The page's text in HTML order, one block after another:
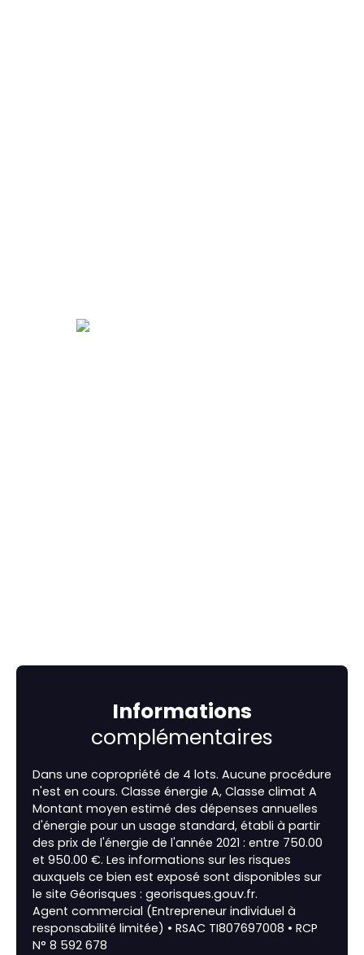
Informations
complémentaires
Dans une copropriété de 4 lots. Aucune procédure
n'est en cours. Classe énergie A, Classe climat A
Montant moyen estimé des dépenses annuelles
d'énergie pour un usage standard, établi à partir
des prix de l'énergie de l'année 2021 : entre 750.00
et 950.00 €. Les informations sur les risques
auxquels ce bien est exposé sont disponibles sur
le site Géorisques : georisques.gouv.fr.
Agent commercial (Entrepreneur individuel à
responsabilité limitée) • RSAC TI807697008 • RCP
N° 8 592 678